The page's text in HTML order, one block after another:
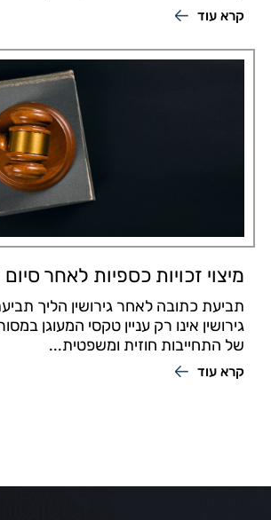
קרא עוד
מיצוי זכויות כספיות לאחר
תביעת כתובה לאחר גירושין הליך
גירושין אינו רק עניין טקסי המעוגן
של התחייבות חוזית ומשפטית...
קרא עוד